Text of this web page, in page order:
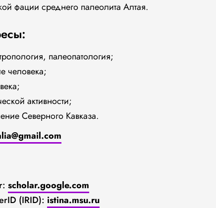
фации среднего палеолита Алтая.
палеопатология;
человека;
активности;
Северного Кавказа.
scholar.google.com
(IRID): istina.msu.ru